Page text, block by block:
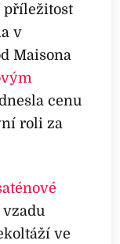
příležitost
v
Maisona
cenu
roli za
ve